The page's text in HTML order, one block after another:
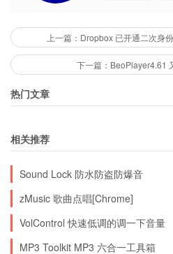
上一篇：Dropbox 已开通二次身
下一篇：BeoPlayer4.61
热门文章
相关推荐
Sound Lock 防水防盗防爆音
zMusic 歌曲点唱[Chrome]
VolControl 快速低调的调一下音量
MP3 Toolkit MP3 六合一工具箱